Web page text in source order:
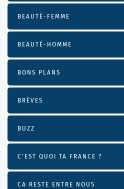
BEAUTÉ-FEMME
BEAUTÉ-HOMME
BONS PLANS
BRÈVES
BUZZ
C'EST QUOI TA FRANCE ?
CA RESTE ENTRE NOUS